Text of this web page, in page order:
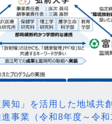
知」を活用した地域共
事業（令和8年度～令和